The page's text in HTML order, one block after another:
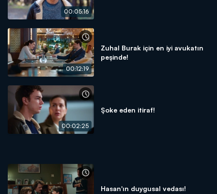
00:05:16
00:12:19
Zuhal Burak için en iyi avukatın
peşinde!
00:02:25
Şoke eden itiraf!
Hasan'ın duygusal vedası!